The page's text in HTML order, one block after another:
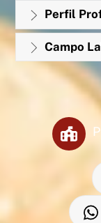
Perfil
Campo